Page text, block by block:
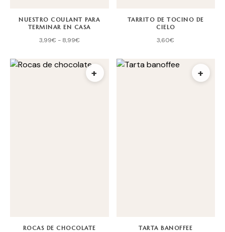
NUESTRO COULANT PARA
TERMINAR EN CASA
3,99€ - 8,99€
TARRITO DE TOCINO DE
CIELO
3,60€
+
ROCAS DE CHOCOLATE
+
TARTA BANOFFEE